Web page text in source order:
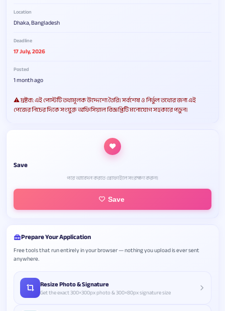
Location
Dhaka, Bangladesh
Deadline
17 July, 2026
Posted
1 month ago
⚠️ দ্রষ্টব্য: এই পোস্টটি তথ্যমূলক উদ্দেশ্যে তৈরি। সর্বশেষ ও নির্ভুল তথ্যের জন্য এই
পেজের নিচের দিকে সংযুক্ত অফিসিয়াল বিজ্ঞপ্তিটি মনোযোগ সহকারে পড়ুন।
Save
পরে আবেদন করতে প্রোফাইলে সংরক্ষণ করুন।
Save
Prepare Your Application
Free tools that run entirely in your browser — nothing you upload is ever sent
anywhere.
Resize Photo & Signature
Get the exact 300×300px photo & 300×80px signature size